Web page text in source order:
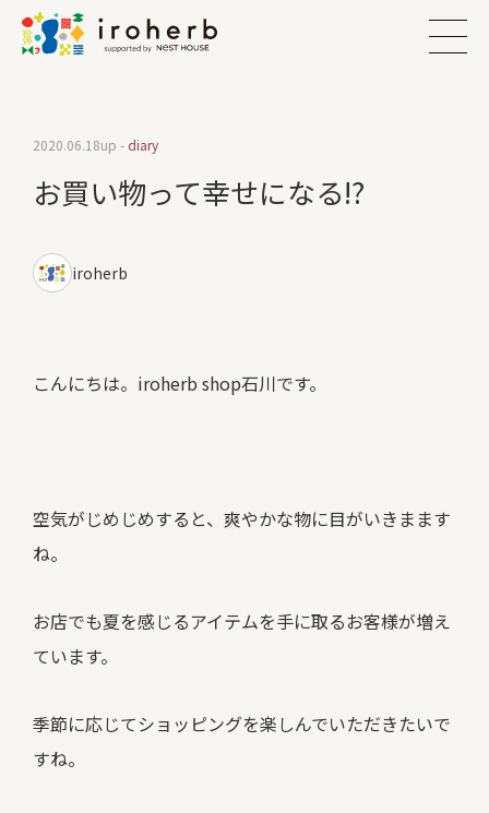
お買い物って幸せになる!?
2020.06.18up - diary
iroherb
こんにちは。iroherb shop石川です。
空気がじめじめすると、爽やかな物に目がいきまます
ね。
お店でも夏を感じるアイテムを手に取るお客様が増え
ています。
季節に応じてショッピングを楽しんでいただきたいで
すね。